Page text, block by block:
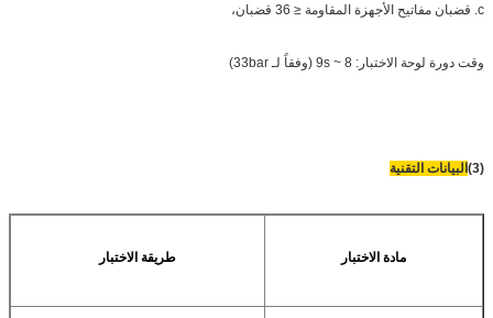
c. قضبان مفاتيح الأجهزة المقاومة ≤ 36 قضبان،
وقت دورة لوحة الاختبار: 8 ~ 9s (وفقاً لـ 33bar)
(3) البيانات التقنية
مادة الاختبار طريقة الاختبار